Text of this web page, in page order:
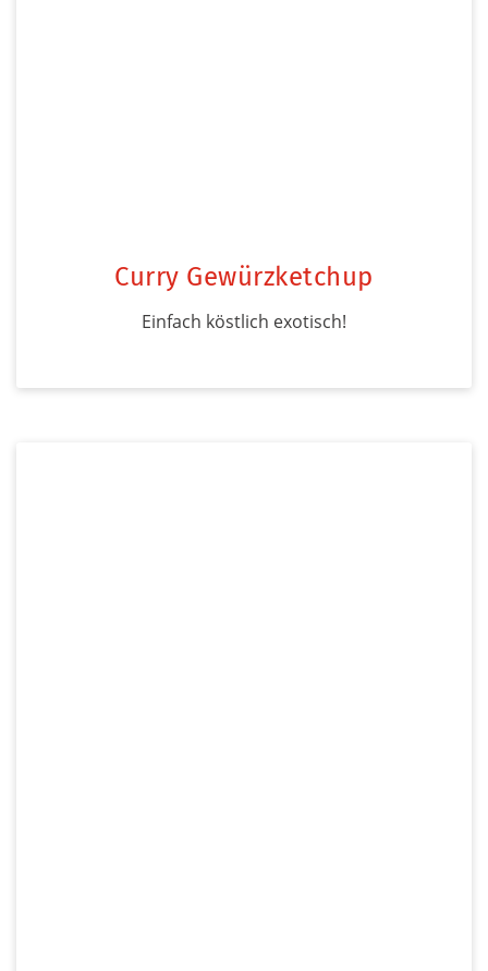
Curry Gewürzketchup
Einfach köstlich exotisch!